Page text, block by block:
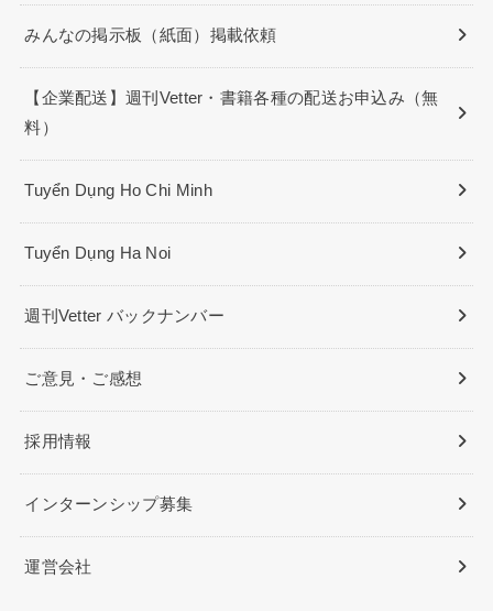
みんなの掲示板（紙面）掲載依頼
【企業配送】週刊Vetter・書籍各種の配送お申込み（無
料）
Tuyển Dụng Ho Chi Minh
Tuyển Dụng Ha Noi
週刊Vetter バックナンバー
ご意見・ご感想
採用情報
インターンシップ募集
運営会社